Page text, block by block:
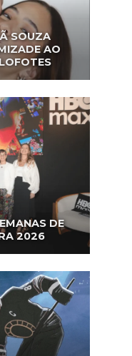
SOUZA
AO
DE
2026